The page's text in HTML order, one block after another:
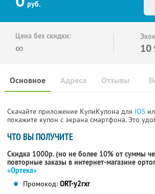
руб.
Цена без скидки:
∞ 10
Основное Отзывы
Адреса
Скачайте приложение КупиКупона для IOS
покажите купон с экрана смартфона. Это
ЧТО ВЫ ПОЛУЧИТЕ
Скидка 1000р. (но не более 10% от суммы
повторные заказы в интернет-магазине
«Ортека»
Промокод: ORT-y2rxr